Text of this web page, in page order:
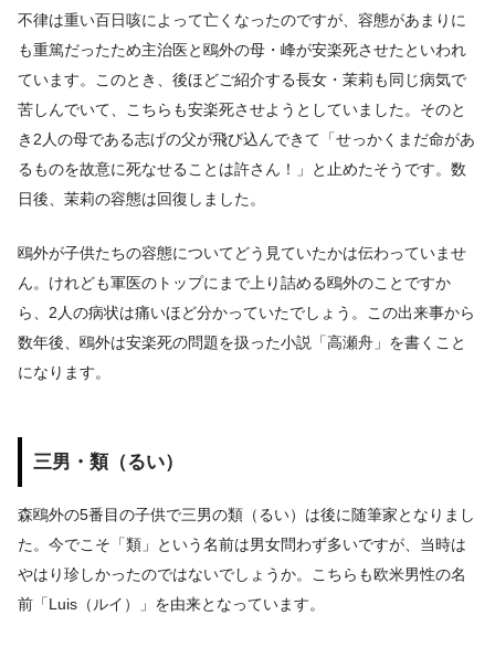
不律は重い百日咳によって亡くなったのですが、容態があまりに
も重篤だったため主治医と鴎外の母・峰が安楽死させたといわれ
ています。このとき、後ほどご紹介する長女・茉莉も同じ病気で
苦しんでいて、こちらも安楽死させようとしていました。そのと
き2人の母である志げの父が飛び込んできて「せっかくまだ命があ
るものを故意に死なせることは許さん！」と止めたそうです。数
日後、茉莉の容態は回復しました。
鴎外が子供たちの容態についてどう見ていたかは伝わっていませ
ん。けれども軍医のトップにまで上り詰める鴎外のことですか
ら、2人の病状は痛いほど分かっていたでしょう。この出来事から
数年後、鴎外は安楽死の問題を扱った小説「高瀬舟」を書くこと
になります。
三男・類（るい）
森鴎外の5番目の子供で三男の類（るい）は後に随筆家となりまし
た。今でこそ「類」という名前は男女問わず多いですが、当時は
やはり珍しかったのではないでしょうか。こちらも欧米男性の名
前「Luis（ルイ）」を由来となっています。